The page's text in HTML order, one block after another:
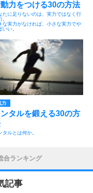
力をつける30の方法
たに足りないのは、実力ではなく行
。
な実力がなければ、小さな実力でや
いい。
力
ンタルを鍛える30の方
タルとは何か。
合ランキング
記事